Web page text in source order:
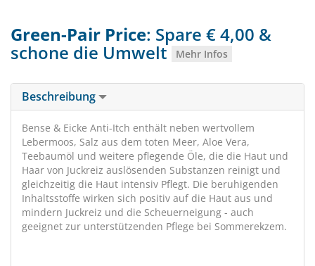
Green-Pair Price: Spare € 4,00 &
schone die Umwelt Mehr Infos
Beschreibung
Bense & Eicke Anti-Itch enthält neben wertvollem
Lebermoos, Salz aus dem toten Meer, Aloe Vera,
Teebaumöl und weitere pflegende Öle, die die Haut und
Haar von Juckreiz auslösenden Substanzen reinigt und
gleichzeitig die Haut intensiv Pflegt. Die beruhigenden
Inhaltsstoffe wirken sich positiv auf die Haut aus und
mindern Juckreiz und die Scheuerneigung - auch
geeignet zur unterstützenden Pflege bei Sommerekzem.